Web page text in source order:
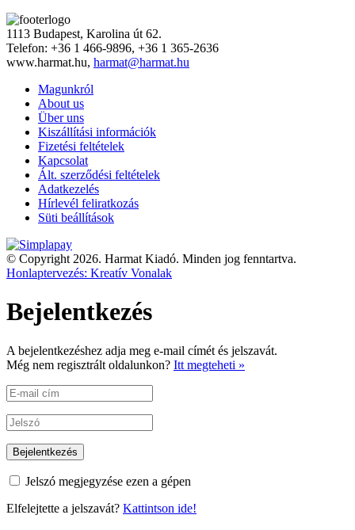
1113 Budapest, Karolina út 62.
Telefon: +36 1 466-9896, +36 1 365-2636
www.harmat.hu, harmat@harmat.hu
Magunkról
About us
Über uns
Kiszállítási információk
Fizetési feltételek
Kapcsolat
Ált. szerződési feltételek
Adatkezelés
Hírlevél feliratkozás
Süti beállítások
© Copyright 2026. Harmat Kiadó. Minden jog fenntartva.
Honlaptervezés: Kreatív Vonalak
Bejelentkezés
A bejelentkezéshez adja meg e-mail címét és jelszavát.
Még nem regisztrált oldalunkon? Itt megteheti »
Jelszó megjegyzése ezen a gépen
Elfelejtette a jelszavát? Kattintson ide!